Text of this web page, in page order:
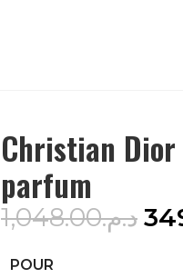
Christian
parfum
د.م.1,048.00
POUR